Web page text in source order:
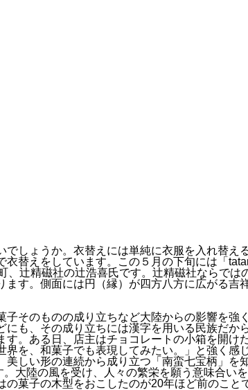
しょうか。衣替えには単純に衣服を入れ替
替えをしています。この５月の下旬には「
、辻精磁社の辻浩喜氏です。辻精磁社ならで
す。側面には円（縁）が四方八方に広がる吉
そのものの成り立ちなど大陸からの影響を
も、その成り立ちには漢字を用いる民族だ
。ある日、店主はチョコレートの小箱を開
を、和菓子でも表現してみたい。」と強く
しい形の連続から成り立つ「南蛮七宝柄」
大陸の風を受け、人々の繁栄を願う意味合
菓子の木型をおこしたのが20年ほど前のこと